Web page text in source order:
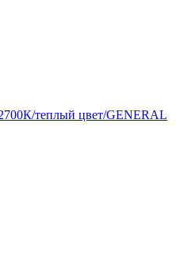
теплый цвет/GENERAL